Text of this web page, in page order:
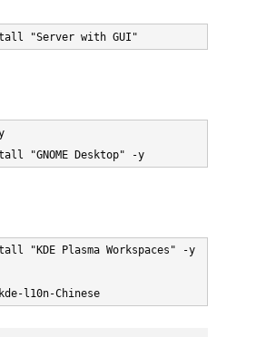
"Server with GUI"
"KDE Plasma Workspaces" -y